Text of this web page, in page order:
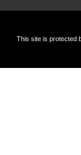
This site is protected